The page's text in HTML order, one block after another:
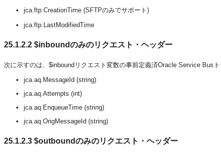
jca.ftp.CreationTime (SFTPのみでサポート)
jca.ftp.LastModifiedTime
25.1.2.2 $inboundのみのリクエスト・ヘッダー
次に示すのは、$inboundリクエスト変数の事前定義済Oracle Service Bus
jca.aq.MessageId (string)
jca.aq.Attempts (int)
jca.aq.EnqueueTime (string)
jca.aq.OrigMessageId (string)
25.1.2.3 $outboundのみのリクエスト・ヘッダー